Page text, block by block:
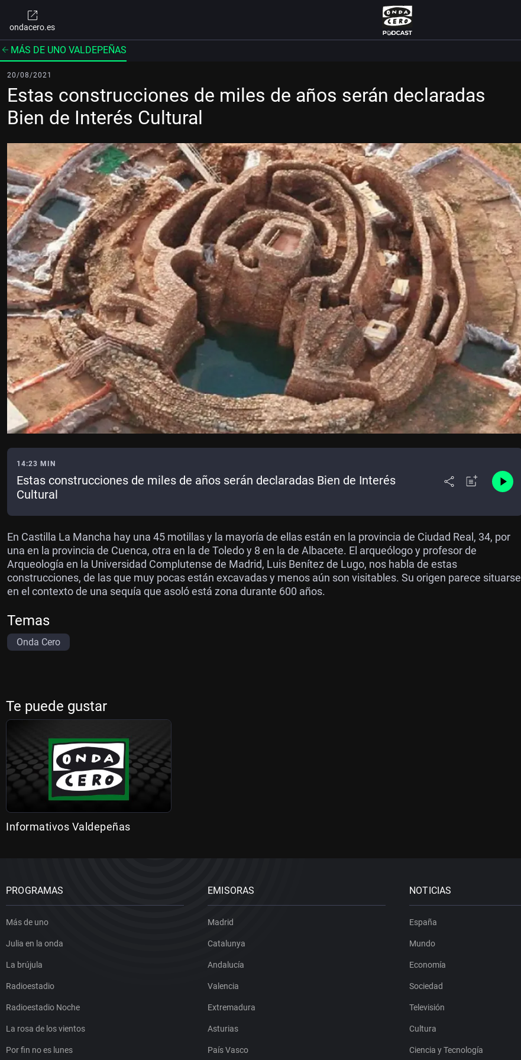
ondacero.es
MÁS DE UNO VALDEPEÑAS
20/08/2021
Estas construcciones de miles de años serán declaradas
Bien de Interés Cultural
14:23 MIN
Estas construcciones de miles de años serán declaradas Bien de Interés
Cultural
En Castilla La Mancha hay una 45 motillas y la mayoría de ellas están en la provincia de Ciudad Real, 34, por
una en la provincia de Cuenca, otra en la de Toledo y 8 en la de Albacete. El arqueólogo y profesor de
Arqueología en la Universidad Complutense de Madrid, Luis Benítez de Lugo, nos habla de estas
construcciones, de las que muy pocas están excavadas y menos aún son visitables. Su origen parece situarse
en el contexto de una sequía que asoló está zona durante 600 años.
Temas
Onda Cero
Te puede gustar
Informativos Valdepeñas
PROGRAMAS
Más de uno
Julia en la onda
La brújula
Radioestadio
Radioestadio Noche
La rosa de los vientos
Por fin no es lunes
EMISORAS
Madrid
Catalunya
Andalucía
Valencia
Extremadura
Asturias
País Vasco
NOTICIAS
España
Mundo
Economía
Sociedad
Televisión
Cultura
Ciencia y Tecnología